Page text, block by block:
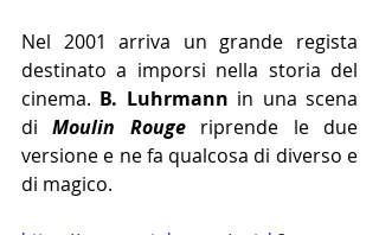
Nel 2001 arriva un grande regista
destinato a imporsi nella storia del
cinema. B. Luhrmann in una scena
di Moulin Rouge riprende le due
versione e ne fa qualcosa di diverso e
di magico.